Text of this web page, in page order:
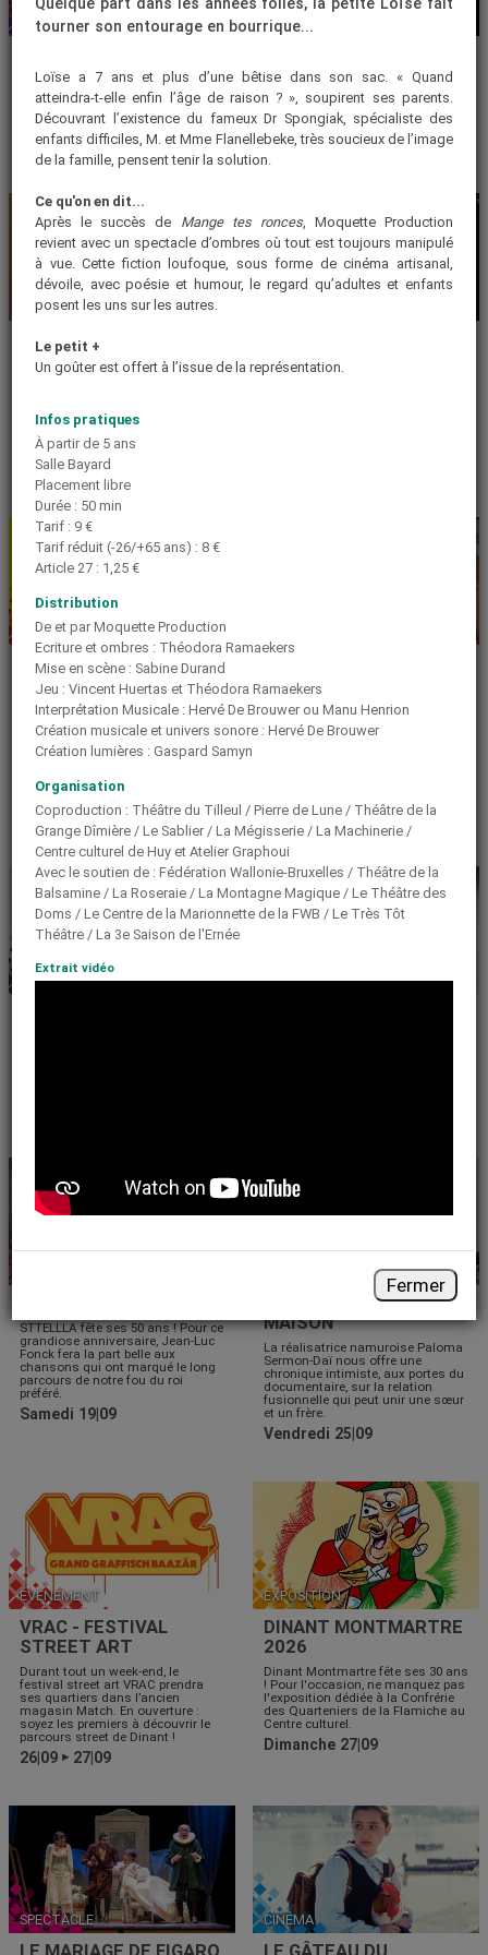
ATELIER
2026
Cet été, le stage Incroyable Talent
offre une plongée dans l'univers
du jazz pour les 6-12 ans.
17|08▶21|08
MUSIQUE
AVEC NASHWA
Rendez-vous au kiosque pour une
soirée 100 % marocaine avec un
concert de Nashwa !
Samedi 22|08
MUSIQUE
FESTIVAL ORFERIDIS -
AOÛT 2026
27|08 ▶30|08
SPÉCIAL DISCO
ÉVÉNEMENT
SOIRÉE D'OUVERTURE
DE SAISON 26-27
Venez fêter la rentrée avec
toute l’équipe du Centre
culturel : présentation de la
saison 26-27 tout en légèreté
et verre de l'amitié musical.
Vendredi 04|09
Une comédie sentimentale sur
l’espoir de changer le monde
n’était pas « juste une illusion »…
CONFÉRENCE CINÉMA
STTELLLA fête ses 50 ans ! Pour ce
grandiose anniversaire, Jean-Luc
Fonck fera la part belle aux
chansons qui ont marqué le long
parcours de notre fou du roi
préféré.
Samedi 19|09
IL PLEUT DANS LA
MAISON
La réalisatrice namuroise Paloma
Sermon-Daï nous offre une
chronique intimiste, aux portes du
documentaire, sur la relation
fusionnelle qui peut unir une sœur
et un frère.
Vendredi 25|09
ÉVÉNEMENT
VRAC - FESTIVAL
STREET ART
Durant tout un week-end, le
festival street art VRAC prendra
ses quartiers dans l’ancien
magasin Match. En ouverture :
soyez les premiers à découvrir le
parcours street de Dinant !
26|09 ▶ 27|09
EXPOSITION
DINANT MONTMARTRE
2026
Dinant Montmartre fête ses 30 ans
! Pour l'occasion, ne manquez pas
l'exposition dédiée à la Confrérie
des Quarteniers de la Flamiche au
Centre culturel.
Dimanche 27|09
SPECTACLE CINÉMA
tourner son entourage en bourrique...
Loïse a 7 ans et plus d’une bêtise dans son sac. « Quand
atteindra-t-elle enfin l’âge de raison ? », soupirent ses parents.
Découvrant l’existence du fameux Dr Spongiak, spécialiste des
enfants difficiles, M. et Mme Flanellebeke, très soucieux de l’image
de la famille, pensent tenir la solution.
Ce qu'on en dit...
Après le succès de Mange tes ronces, Moquette Production
revient avec un spectacle d’ombres où tout est toujours manipulé
à vue. Cette fiction loufoque, sous forme de cinéma artisanal,
dévoile, avec poésie et humour, le regard qu’adultes et enfants
posent les uns sur les autres.
Le petit +
Un goûter est offert à l’issue de la représentation.
Infos pratiques
À partir de 5 ans
Salle Bayard
Placement libre
Durée : 50 min
Tarif : 9 €
Tarif réduit (-26/+65 ans) : 8 €
Article 27 : 1,25 €
Distribution
De et par Moquette Production
Ecriture et ombres : Théodora Ramaekers
Mise en scène : Sabine Durand
Jeu : Vincent Huertas et Théodora Ramaekers
Interprétation Musicale : Hervé De Brouwer ou Manu Henrion
Création musicale et univers sonore : Hervé De Brouwer
Création lumières : Gaspard Samyn
Organisation
Coproduction : Théâtre du Tilleul / Pierre de Lune / Théâtre de la
Grange Dîmière / Le Sablier / La Mégisserie / La Machinerie /
Centre culturel de Huy et Atelier Graphoui
Avec le soutien de : Fédération Wallonie-Bruxelles / Théâtre de la
Balsamine / La Roseraie / La Montagne Magique / Le Théâtre des
Doms / Le Centre de la Marionnette de la FWB / Le Très Tôt
Théâtre / La 3e Saison de l'Ernée
Extrait vidéo
Fermer